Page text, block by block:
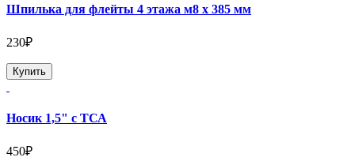
Шпилька для флейты 4 этажа м8 х 385 мм
230₽
Купить
Носик 1,5" с ТСА
450₽